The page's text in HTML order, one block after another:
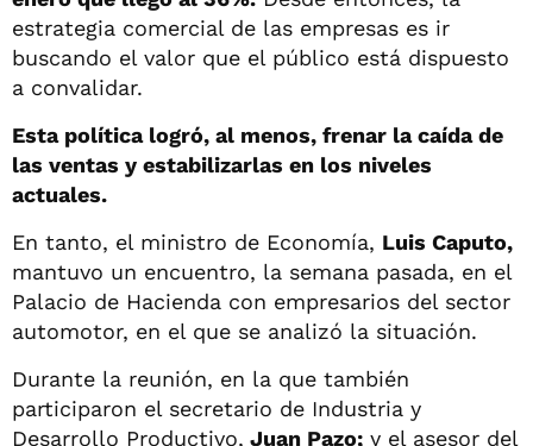
estrategia comercial de las empresas es ir
buscando el valor que el público está dispuesto
a convalidar.
Esta política logró, al menos, frenar la caída de
las ventas y estabilizarlas en los niveles
actuales.
En tanto, el ministro de Economía, Luis Caputo,
mantuvo un encuentro, la semana pasada, en el
Palacio de Hacienda con empresarios del sector
automotor, en el que se analizó la situación.
Durante la reunión, en la que también
participaron el secretario de Industria y
Desarrollo Productivo, Juan Pazo; y el asesor del